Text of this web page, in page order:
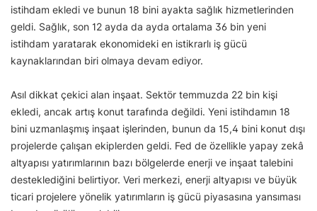
istihdam ekledi ve bunun 18 bini ayakta sağlık hizmetlerinden
geldi. Sağlık, son 12 ayda da ayda ortalama 36 bin yeni
istihdam yaratarak ekonomideki en istikrarlı iş gücü
kaynaklarından biri olmaya devam ediyor.
Asıl dikkat çekici alan inşaat. Sektör temmuzda 22 bin kişi
ekledi, ancak artış konut tarafında değildi. Yeni istihdamın 18
bini uzmanlaşmış inşaat işlerinden, bunun da 15,4 bini konut dışı
projelerde çalışan ekiplerden geldi. Fed de özellikle yapay zekâ
altyapısı yatırımlarının bazı bölgelerde enerji ve inşaat talebini
desteklediğini belirtiyor. Veri merkezi, enerji altyapısı ve büyük
ticari projelere yönelik yatırımların iş gücü piyasasına yansıması